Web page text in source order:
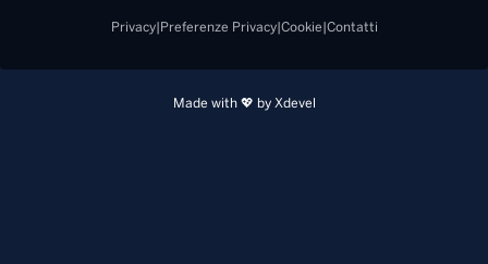
Privacy| Preferenze Privacy| Cookie Contatti
Made with 💖 by Xdevel